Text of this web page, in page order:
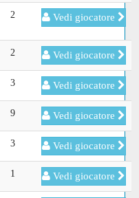
2 Vedi giocatore
2 Vedi giocatore
3 Vedi giocatore
9 Vedi giocatore
3 Vedi giocatore
1 Vedi giocatore